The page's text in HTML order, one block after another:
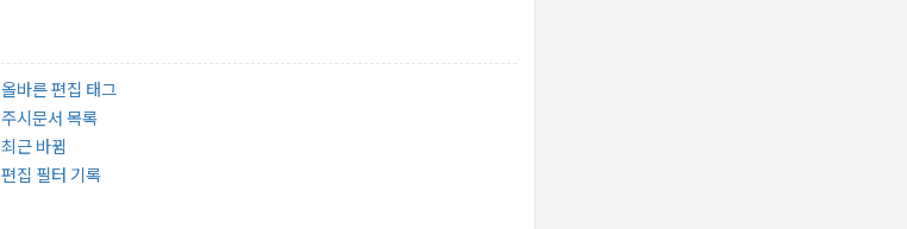
올바른 편집 태그
주시문서 목록
최근 바뀜
편집 필터 기록